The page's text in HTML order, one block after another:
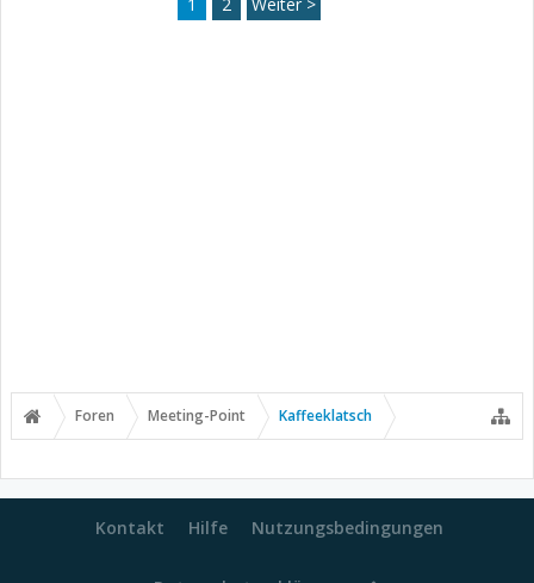
Foren Meeting-Point Kaffeeklatsch
Kontakt Hilfe Nutzungsbedingungen